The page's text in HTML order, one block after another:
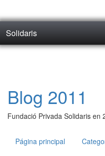
Solidaris
Blog 2011
Fundació Privada Solidaris en
Página principal